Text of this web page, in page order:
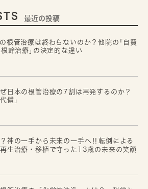
最近の投稿
根管治療は終わらないのか？他院の｢自費
幹治療｣の決定的な違い
日本の根管治療の7割は再発するのか？
償」
神の一手から未来の一手へ‼転倒による
生治療・移植で守った13歳の未来の笑顔